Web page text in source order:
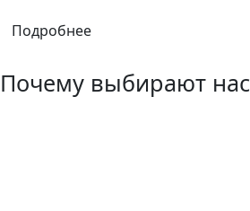
Подробнее
Почему выбирают нас